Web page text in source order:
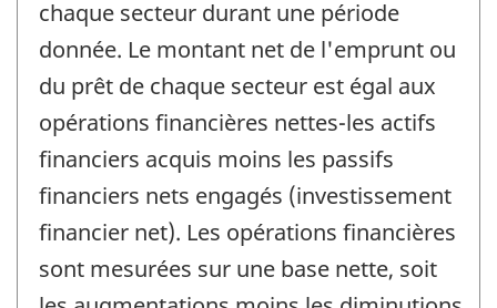
chaque secteur durant une période
donnée. Le montant net de l'emprunt ou
du prêt de chaque secteur est égal aux
opérations financières nettes-les actifs
financiers acquis moins les passifs
financiers nets engagés (investissement
financier net). Les opérations financières
sont mesurées sur une base nette, soit